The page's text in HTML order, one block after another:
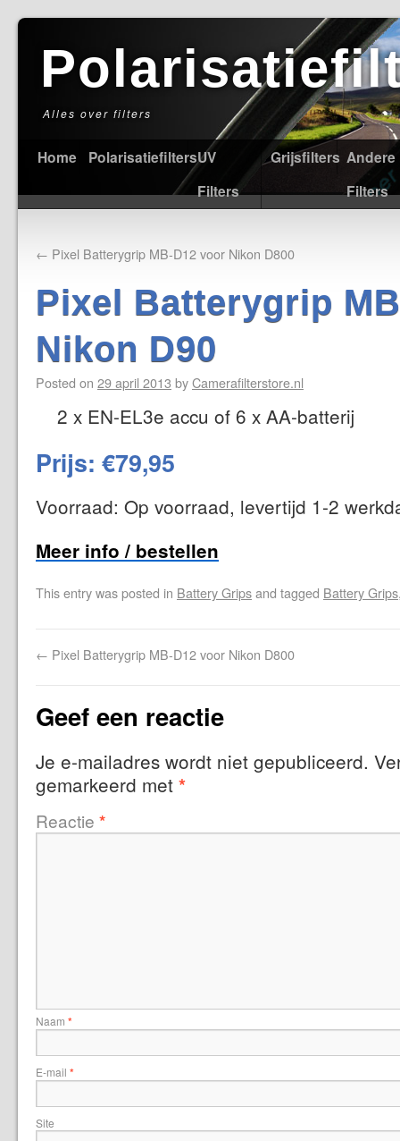
Alles over filters
Home PolarisatiefiltersUV
Filters
Grijsfilters Andere
Filters
← Pixel Batterygrip MB-D12 voor Nikon D800
Pixel Batterygrip
Nikon D90
Posted on 29 april 2013 byCamerafilterstore.nl
2 x EN-EL3e accu of 6 x AA-batterij
Prijs: €79,95
Voorraad: Op voorraad, levertijd 1-2
Meer info / bestellen
This entry was posted in Battery Gripsand tagged Battery Grips
← Pixel Batterygrip MB-D12 voor Nikon D800
Geef een reactie
Je e-mailadres wordt niet gepubliceerd.
gemarkeerd met *
Reactie *
Naam *
E-mail *
Site